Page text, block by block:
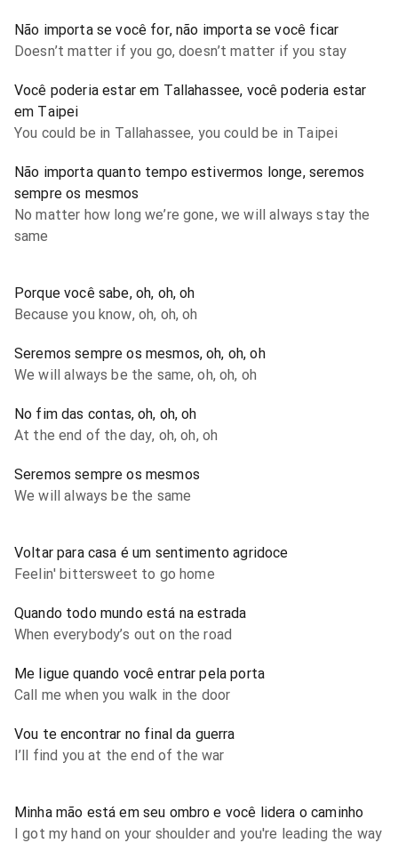
Não importa se você for, não importa se você ficar
Doesn’t matter if you go, doesn’t matter if you stay
Você poderia estar em Tallahassee, você poderia estar
em Taipei
You could be in Tallahassee, you could be in Taipei
Não importa quanto tempo estivermos longe, seremos
sempre os mesmos
No matter how long we’re gone, we will always stay the
same
Porque você sabe, oh, oh, oh
Because you know, oh, oh, oh
Seremos sempre os mesmos, oh, oh, oh
We will always be the same, oh, oh, oh
No fim das contas, oh, oh, oh
At the end of the day, oh, oh, oh
Seremos sempre os mesmos
We will always be the same
Voltar para casa é um sentimento agridoce
Feelin' bittersweet to go home
Quando todo mundo está na estrada
When everybody’s out on the road
Me ligue quando você entrar pela porta
Call me when you walk in the door
Vou te encontrar no final da guerra
I’ll find you at the end of the war
Minha mão está em seu ombro e você lidera o caminho
I got my hand on your shoulder and you're leading the way